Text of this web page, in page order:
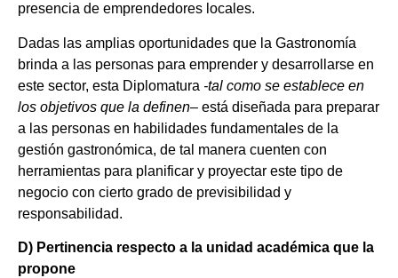
presencia de emprendedores locales.
Dadas las amplias oportunidades que la Gastronomía
brinda a las personas para emprender y desarrollarse en
este sector, esta Diplomatura -tal como se establece en
los objetivos que la definen– está diseñada para preparar
a las personas en habilidades fundamentales de la
gestión gastronómica, de tal manera cuenten con
herramientas para planificar y proyectar este tipo de
negocio con cierto grado de previsibilidad y
responsabilidad.
D) Pertinencia respecto a la unidad académica que la
propone